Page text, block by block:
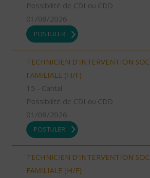
Possibilité de CDI ou CDD
01/08/2026
POSTULER
TECHNICIEN D’INTERVENTION
FAMILIALE (H/F)
15 - Cantal
Possibilité de CDI ou CDD
01/08/2026
POSTULER
TECHNICIEN D’INTERVENTION
FAMILIALE (H/F)